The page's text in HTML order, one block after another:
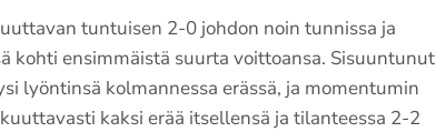
tuntuisen 2-0 johdon noin tunnissa ja
kohti ensimmäistä suurta voittoansa. Sisuuntunut
lyöntinsä kolmannessa erässä, ja momentumin
kaksi erää itsellensä ja tilanteessa 2-2